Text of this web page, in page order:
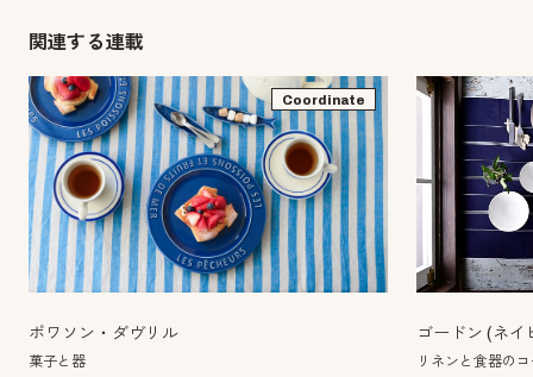
関連する連載
Coordinate
ポワソン・ダヴリル
菓子と器
ゴードン (ネイ
リネンと食器の